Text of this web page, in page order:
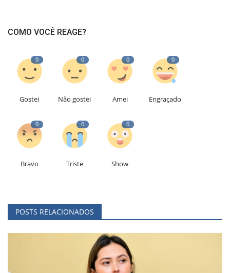
COMO VOCÊ REAGE?
0
Gostei
0
Não gostei
0
Amei
0
Engraçado
0
Bravo
0
Triste
0
Show
POSTS RELACIONADOS